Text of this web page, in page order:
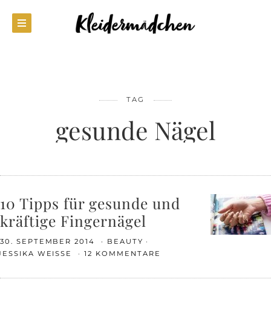
TAG
gesunde Nägel
10 Tipps für gesunde und
kräftige Fingernägel
30. SEPTEMBER 2014
BEAUTY
WEISSE
12 KOMMENTARE